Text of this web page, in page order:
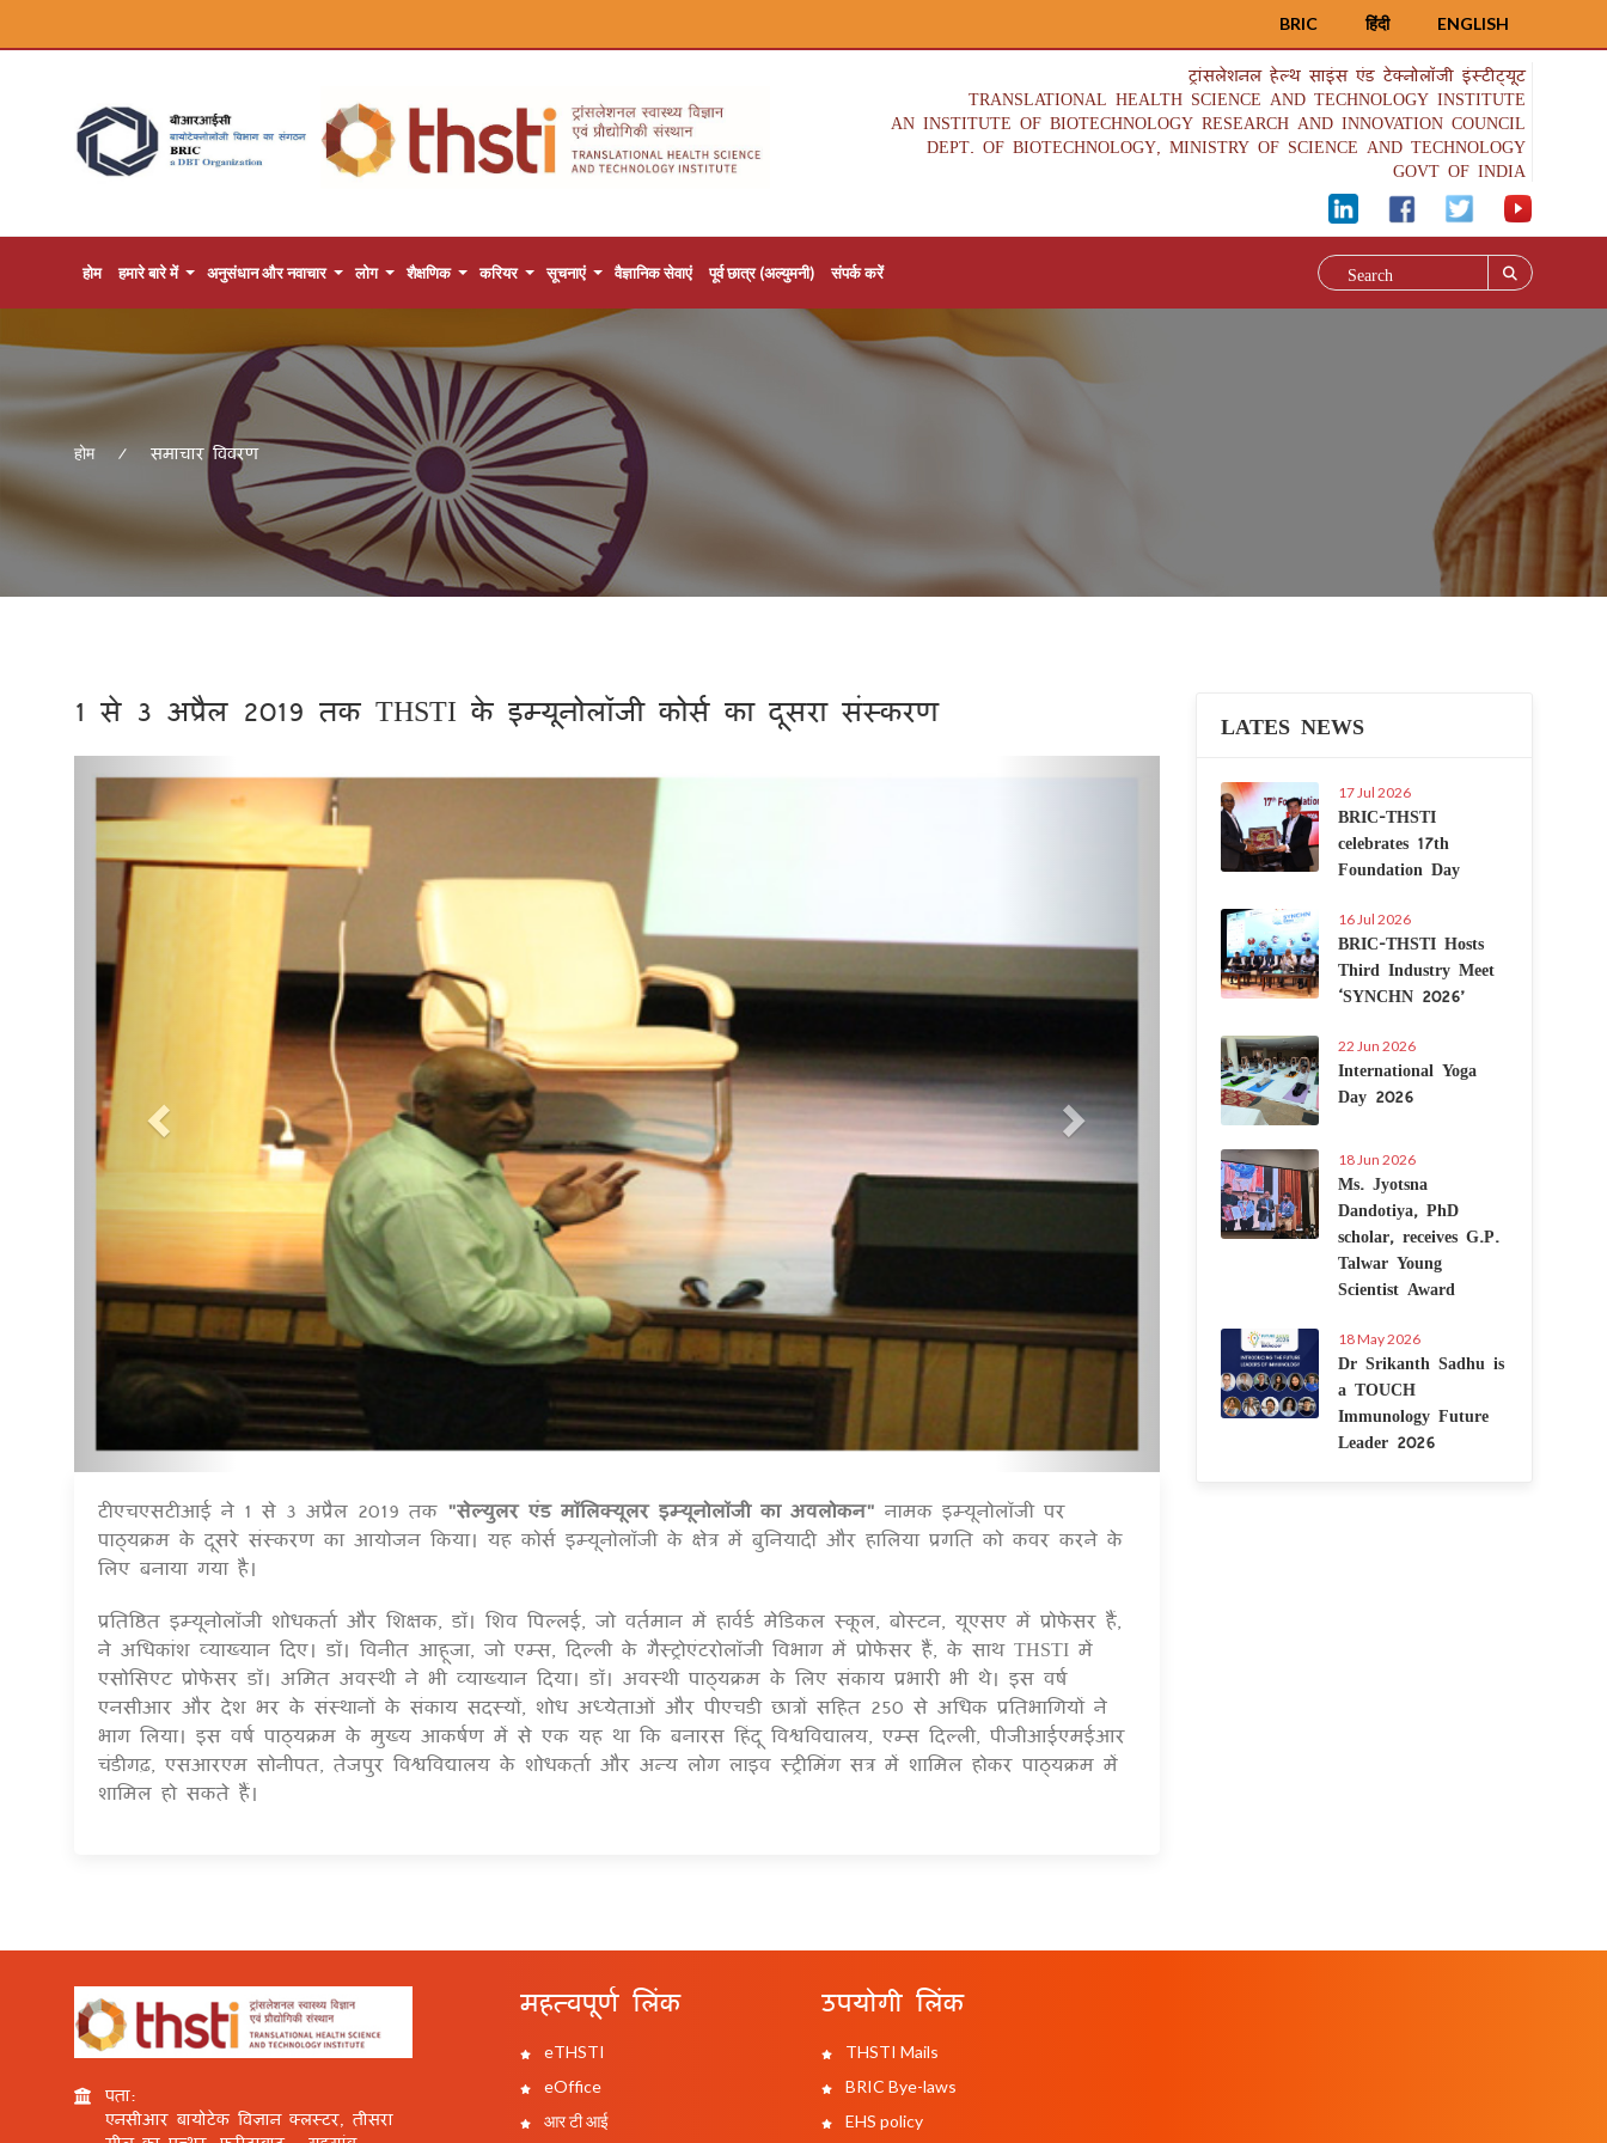
ENGLISH
हिंदी
BRIC
ट्रांसलेशनल हेल्थ साइंस एंड टेक्नोलॉजी इंस्टीट्यूट
TRANSLATIONAL HEALTH SCIENCE AND TECHNOLOGY INSTITUTE
AN INSTITUTE OF BIOTECHNOLOGY RESEARCH AND INNOVATION COUNCIL
DEPT. OF BIOTECHNOLOGY, MINISTRY OF SCIENCE AND TECHNOLOGY
GOVT OF INDIA
होम हमारे बारे में अनुसंधान और नवाचार लोग शैक्षणिक करियर सूचनाएं वैज्ञानिक सेवाएं पूर्व छात्र (अल्युमनी) संपर्क करें
होम समाचार विवरण
1 से 3 अप्रैल 2019 तक THSTI के इम्यूनोलॉजी कोर्स का दूसरा संस्करण
Previous
16 Jul 2020
टीएचएसटीआई ने 1 से 3 अप्रैल 2019 तक "सेल्युलर एंड मॉलिक्यूलर इम्यूनोलॉजी का अवलोकन" नामक इम्यूनोलॉजी पर
पाठ्यक्रम के दूसरे संस्करण का आयोजन किया। यह कोर्स इम्यूनोलॉजी के क्षेत्र में बुनियादी और हालिया प्रगति को कवर करने के
लिए बनाया गया है।
प्रतिष्ठित इम्यूनोलॉजी शोधकर्ता और शिक्षक, डॉ। शिव पिल्लई, जो वर्तमान में हार्वर्ड मेडिकल स्कूल, बोस्टन, यूएसए में प्रोफेसर हैं,
ने अधिकांश व्याख्यान दिए। डॉ। विनीत आहूजा, जो एम्स, दिल्ली के गैस्ट्रोएंटरोलॉजी विभाग में प्रोफेसर हैं, के साथ THSTI में
एसोसिएट प्रोफेसर डॉ। अमित अवस्थी ने भी व्याख्यान दिया। डॉ। अवस्थी पाठ्यक्रम के लिए संकाय प्रभारी भी थे। इस वर्ष
एनसीआर और देश भर के संस्थानों के संकाय सदस्यों, शोध अध्येताओं और पीएचडी छात्रों सहित 250 से अधिक प्रतिभागियों ने
भाग लिया। इस वर्ष पाठ्यक्रम के मुख्य आकर्षण में से एक यह था कि बनारस हिंदू विश्वविद्यालय, एम्स दिल्ली, पीजीआईएमईआर
चंडीगढ़, एसआरएम सोनीपत, तेजपुर विश्वविद्यालय के शोधकर्ता और अन्य लोग लाइव स्ट्रीमिंग सत्र में शामिल होकर पाठ्यक्रम में
शामिल हो सकते हैं।
LATES NEWS
17 Jul 2026
BRIC-THSTI
celebrates 17th
Foundation Day
16 Jul 2026
BRIC-THSTI Hosts
Third Industry Meet
‘SYNCHN 2026’
22 Jun 2026
International Yoga
Day 2026
18 Jun 2026
Ms. Jyotsna
Dandotiya, PhD
scholar, receives G.P.
Talwar Young
Scientist Award
18 May 2026
Dr Srikanth Sadhu is
a TOUCH
Immunology Future
Leader 2026
पता:
एनसीआर बायोटेक विज्ञान क्लस्टर, तीसरा
महत्वपूर्ण लिंक
eTHSTI
eOffice
आर टी आई
उपयोगी लिंक
THSTI Mails
BRIC Bye-laws
EHS policy